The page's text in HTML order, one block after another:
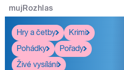
mujRozhlas
Hry a četby
Krimi
Pohádky
Pořady
Živé vysílání